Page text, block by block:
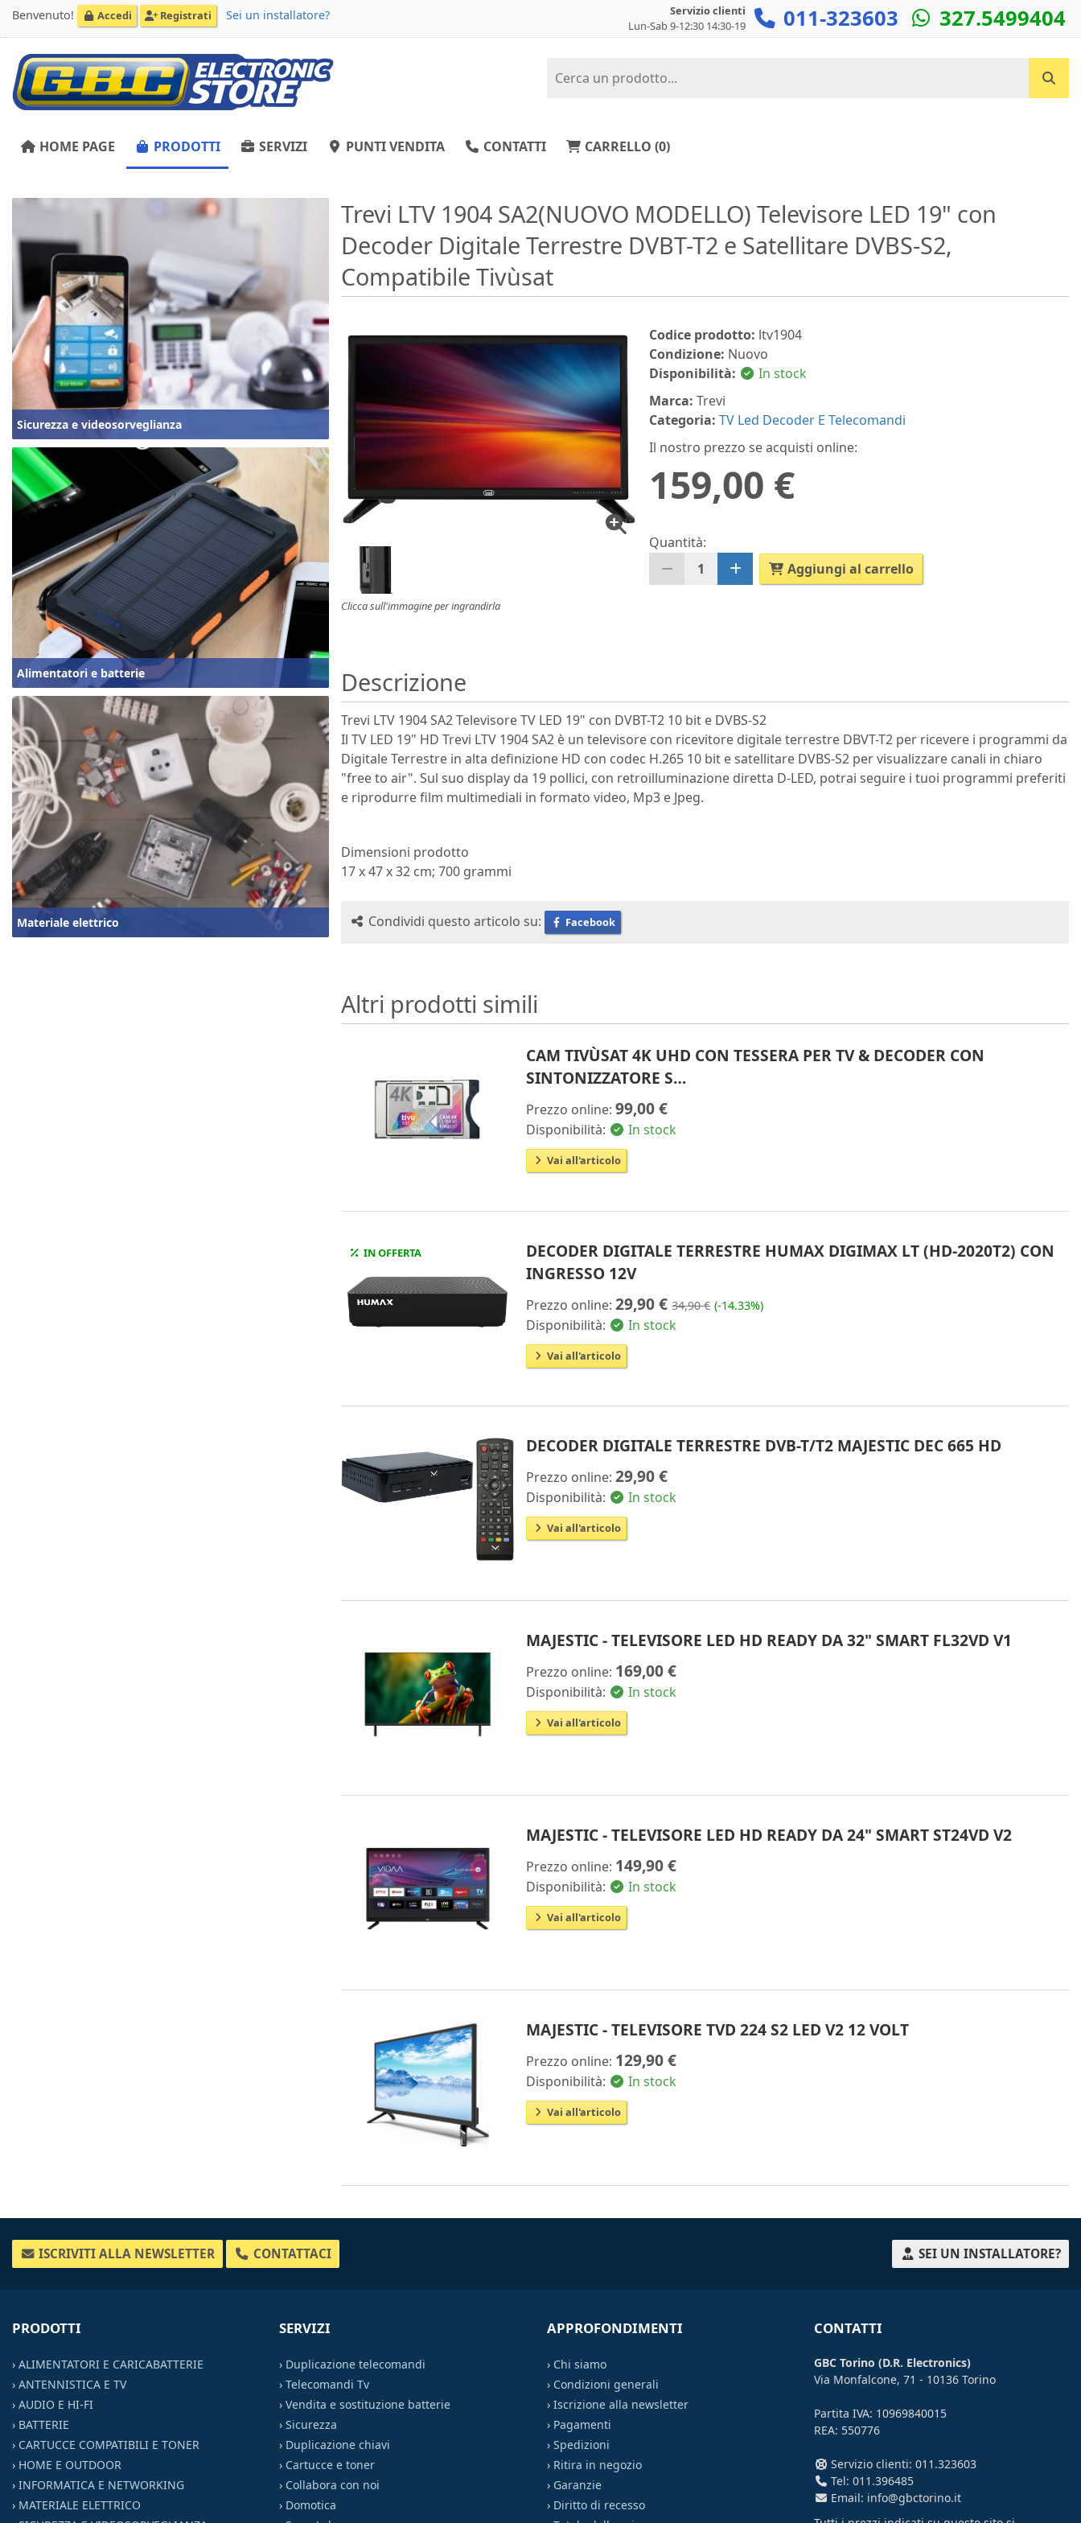
Benvenuto! Accedi Registrati Sei un installatore?
Servizio clienti
Lun-Sab 9-12:30 14:30-19
011-323603 327.5499404
Cerca un prodotto...
HOME PAGE PRODOTTI SERVIZI PUNTI VENDITA CONTATTI CARRELLO (0)
Sicurezza e videosorveglianza
Alimentatori e batterie
Materiale elettrico
Trevi LTV 1904 SA2(NUOVO MODELLO) Televisore LED 19" con
Decoder Digitale Terrestre DVBT-T2 e Satellitare DVBS-S2,
Compatibile Tivùsat
Clicca sull'immagine per ingrandirla
Codice prodotto: ltv1904
Condizione: Nuovo
Disponibilità:
In stock
Marca: Trevi
Categoria: TV Led Decoder E Telecomandi
Il nostro prezzo se acquisti online:
159,00 €
Quantità:
1
Aggiungi al carrello
Descrizione
Trevi LTV 1904 SA2 Televisore TV LED 19" con DVBT-T2 10 bit e DVBS-S2
Il TV LED 19" HD Trevi LTV 1904 SA2 è un televisore con ricevitore digitale terrestre DBVT-T2 per ricevere i programmi da
Digitale Terrestre in alta definizione HD con codec H.265 10 bit e satellitare DVBS-S2 per visualizzare canali in chiaro
"free to air". Sul suo display da 19 pollici, con retroilluminazione diretta D-LED, potrai seguire i tuoi programmi preferiti
e riprodurre film multimediali in formato video, Mp3 e Jpeg.
Dimensioni prodotto
‎17 x 47 x 32 cm; 700 grammi
Condividi questo articolo su: Facebook
Altri prodotti simili
CAM TIVÙSAT 4K UHD CON TESSERA PER TV & DECODER CON
SINTONIZZATORE S…
Prezzo online:99,00 €
Disponibilità: In stock
Vai all'articolo
IN OFFERTA
DECODER DIGITALE TERRESTRE HUMAX DIGIMAX LT (HD-2020T2) CON
INGRESSO 12V
Prezzo online:29,90 € 34,90 € (-14.33%)
Disponibilità: In stock
Vai all'articolo
DECODER DIGITALE TERRESTRE DVB-T/T2 MAJESTIC DEC 665 HD
Prezzo online:29,90 €
Disponibilità: In stock
Vai all'articolo
MAJESTIC - TELEVISORE LED HD READY DA 32" SMART FL32VD V1
Prezzo online: 169,00 €
Disponibilità: In stock
Vai all'articolo
MAJESTIC - TELEVISORE LED HD READY DA 24" SMART ST24VD V2
Prezzo online: 149,90 €
Disponibilità: In stock
Vai all'articolo
MAJESTIC - TELEVISORE TVD 224 S2 LED V2 12 VOLT
Prezzo online: 129,90 €
Disponibilità: In stock
Vai all'articolo
ISCRIVITI ALLA NEWSLETTER CONTATTACI SEI UN INSTALLATORE?
PRODOTTI
› ALIMENTATORI E CARICABATTERIE
› ANTENNISTICA E TV
› AUDIO E HI-FI
› BATTERIE
› CARTUCCE COMPATIBILI E TONER
› HOME E OUTDOOR
› INFORMATICA E NETWORKING
› MATERIALE ELETTRICO
SERVIZI
› Duplicazione telecomandi
›Telecomandi Tv
›Vendita e sostituzione batterie
›Sicurezza
› Duplicazione chiavi
› Cartucce e toner
› Collabora con noi
› Domotica
APPROFONDIMENTI
› Chi siamo
› Condizioni generali
› Iscrizione alla newsletter
› Pagamenti
› Spedizioni
› Ritira in negozio
› Garanzie
› Diritto di recesso
CONTATTI
GBC Torino (D.R. Electronics)
Via Monfalcone, 71 - 10136 Torino
Partita IVA: 10969840015
REA: 550776
Servizio clienti: 011.323603
Tel: 011.396485
Email: info@gbctorino.it